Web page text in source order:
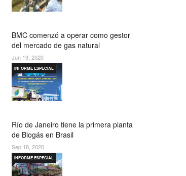
BMC comenzó a operar como gestor
del mercado de gas natural
Jun 19, 2020
Río de Janeiro tiene la primera planta
de Biogás en Brasil
INFORME ESPECIAL
Sep 18, 2020
INFORME ESPECIAL